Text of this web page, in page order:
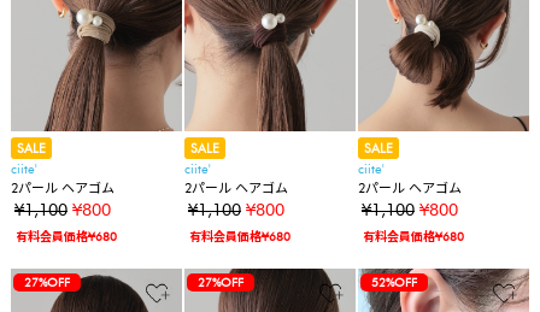
SALE
ciite'
2パール ヘアゴム
¥1,100 ¥800
有料会員価格¥680
SALE
ciite'
2パール ヘアゴム
¥1,100 ¥800
有料会員価格¥680
SALE
ciite'
2パール ヘアゴム
¥1,100 ¥800
有料会員価格¥680
27%OFF 27%OFF 52%OFF